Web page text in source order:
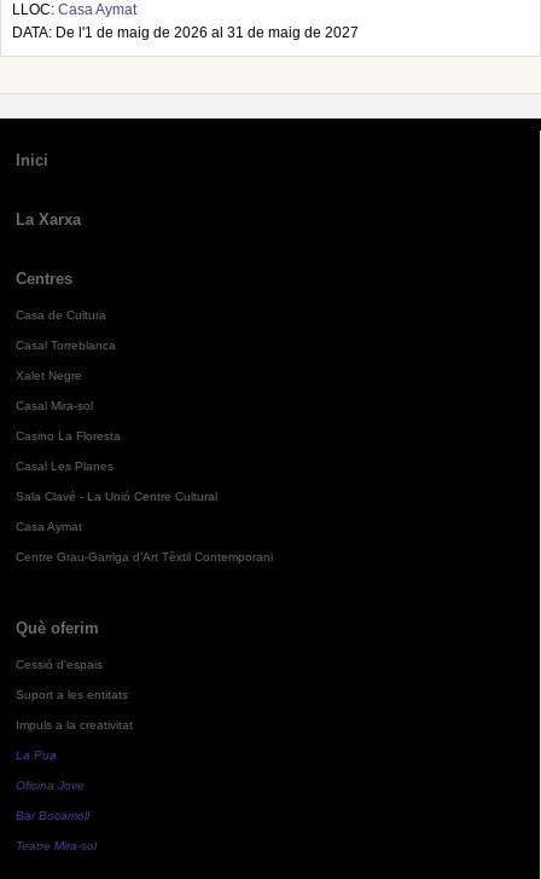
LLOC: Casa Aymat
DATA: De l'1 de maig de 2026 al 31 de maig de 2027
Inici
La Xarxa
Centres
Casa de Cultura
Casal Torreblanca
Xalet Negre
Casal Mira-sol
Casino La Floresta
Casal Les Planes
Sala Clavé - La Unió Centre Cultural
Casa Aymat
Centre Grau-Garriga d'Art Tèxtil Contemporani
Què oferim
Cessió d'espais
Suport a les entitats
Impuls a la creativitat
La Pua
Oficina Jove
Bar Bocamoll
Teatre Mira-sol